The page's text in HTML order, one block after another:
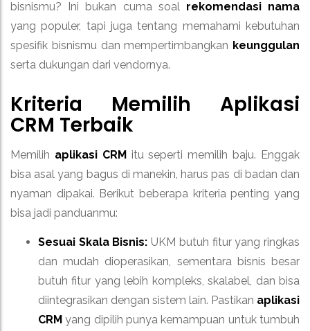
bisnismu? Ini bukan cuma soal rekomendasi nama
yang populer, tapi juga tentang memahami kebutuhan
spesifik bisnismu dan mempertimbangkan keunggulan
serta dukungan dari vendornya.
Kriteria Memilih Aplikasi
CRM Terbaik
Memilih aplikasi CRMitu seperti memilih baju. Enggak
bisa asal yang bagus di manekin, harus pas di badan dan
nyaman dipakai. Berikut beberapa kriteria penting yang
bisa jadi panduanmu:
Sesuai Skala Bisnis: UKM butuh fitur yang ringkas
dan mudah dioperasikan, sementara bisnis besar
butuh fitur yang lebih kompleks, skalabel, dan bisa
diintegrasikan dengan sistem lain. Pastikan aplikasi
CRM yang dipilih punya kemampuan untuk tumbuh